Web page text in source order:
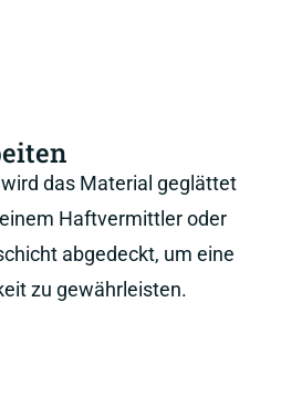
das Material geglättet
Haftvermittler oder
abgedeckt, um eine
zu gewährleisten.